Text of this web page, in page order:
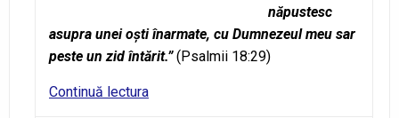
năpustesc
asupra unei oști înarmate, cu Dumnezeul meu sar
peste un zid întărit.”(Psalmii 18:29)
Continuă lecturaPsalmii